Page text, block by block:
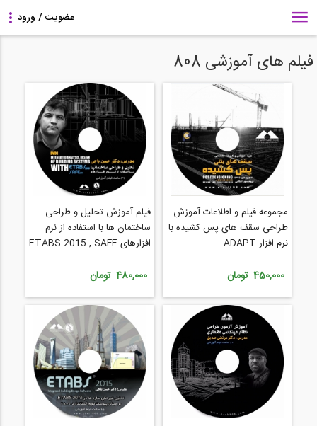
فیلم های آموزشی 808
مجموعه فیلم و اطلاعات آموزش
طراحی سقف های پس کشیده با
نرم افزار ADAPT
450,000 تومان
فیلم آموزش تحلیل و طراحی
ساختمان ها با استفاده از نرم
افزارهای ETABS 2015 , SAFE
480,000 تومان